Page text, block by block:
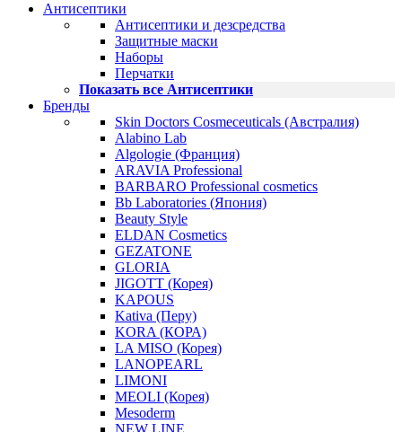
Антисептики
Антисептики и дезсредства
Защитные маски
Наборы
Перчатки
Показать все Антисептики
Бренды
Skin Doctors Cosmeceuticals (Австралия)
Alabino Lab
Algologie (Франция)
ARAVIA Professional
BARBARO Professional cosmetics
Bb Laboratories (Япония)
Beauty Style
ELDAN Cosmetics
GEZATONE
GLORIA
JIGOTT (Корея)
KAPOUS
Kativa (Перу)
KORA (КОРА)
LA MISO (Корея)
LANOPEARL
LIMONI
MEOLI (Корея)
Mesoderm